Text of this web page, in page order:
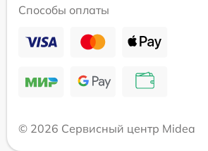
Способы оплаты
© 2026 Сервисный центр Midea